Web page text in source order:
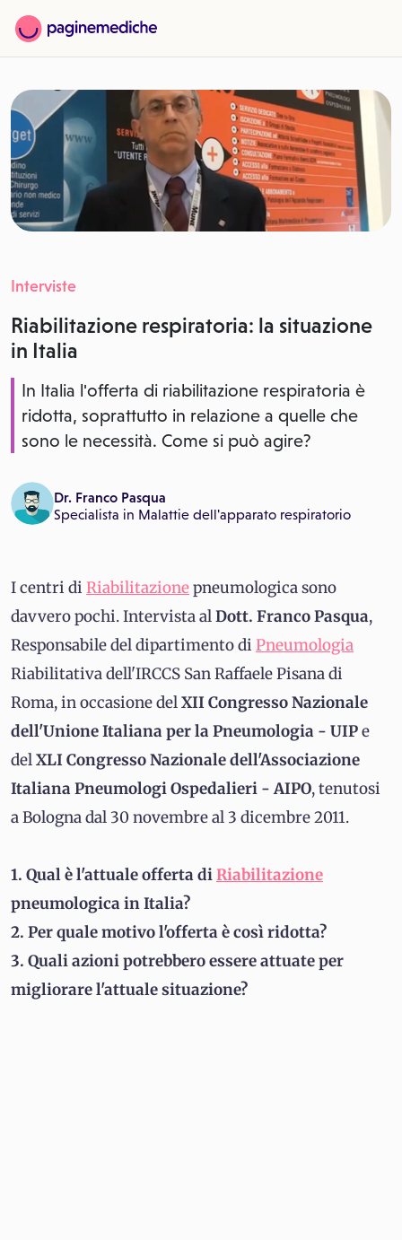
Interviste
Riabilitazione respiratoria: la situazione
in Italia
In Italia l'offerta di riabilitazione respiratoria è
ridotta, soprattutto in relazione a quelle che
sono le necessità. Come si può agire?
Dr. Franco Pasqua
Specialista in Malattie dell'apparato respiratorio
I centri di Riabilitazionepneumologica sono
davvero pochi. Intervista alDott. Franco Pasqua,
Responsabile del dipartimento di Pneumologia
Riabilitativa dell'IRCCS San Raffaele Pisana di
Roma, in occasione delXII Congresso Nazionale
dell'Unione Italiana per la Pneumologia - UIPe
delXLI Congresso Nazionale dell'Associazione
Italiana Pneumologi Ospedalieri - AIPO, tenutosi
a Bologna dal 30 novembre al 3 dicembre 2011.
1. Qual è l'attuale offerta diRiabilitazione
pneumologica in Italia?
2. Per quale motivo l'offerta è così ridotta?
3. Quali azioni potrebbero essere attuate per
migliorare l'attuale situazione?